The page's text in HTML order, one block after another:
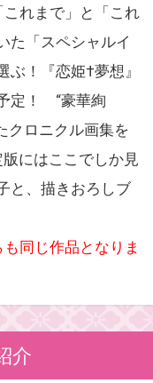
れまで」と「これ
た「スペシャルイ
ぶ！『恋姫†夢想』
定！ “豪華絢
クロニクル画集を
にはここでしか見
と、描きおろしブ
同じ作品となりま
介